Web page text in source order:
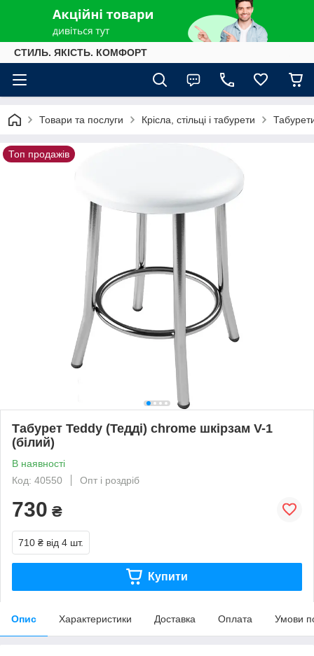
СТИЛЬ. ЯКІСТЬ. КОМФОРТ
Товари та послуги Крісла, стільці і табурети
Топ продажів
Табурет Teddy (Тедді) chrome шкірзам V-1
(білий)
В наявності
Код: 40550
Опт і роздріб
730 ₴
710 ₴ від 4 шт.
Купити
Опис Характеристики Доставка Оплата Умови